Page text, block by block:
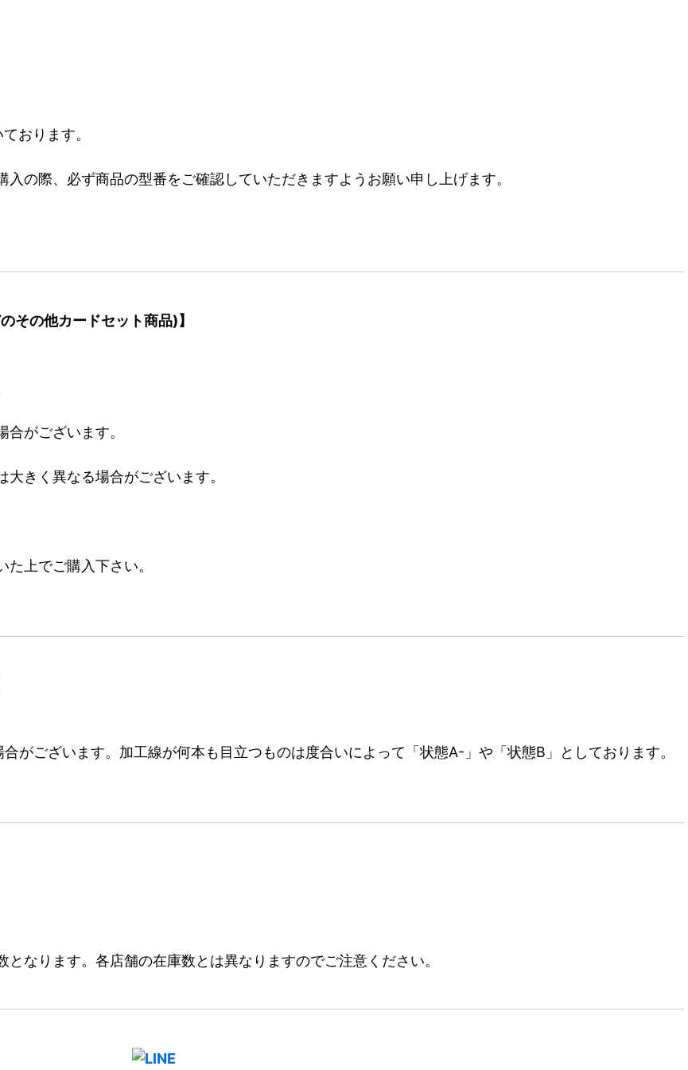
おります。
の際、必ず商品の型番をご確認していただきますようお願い申し上げます。
その他カードセット商品)】
がございます。
きく異なる場合がございます。
上でご購入下さい。
がございます。加工線が何本も目立つものは度合いによって「状態A-」や「状態B」としております。
なります。各店舗の在庫数とは異なりますのでご注意ください。